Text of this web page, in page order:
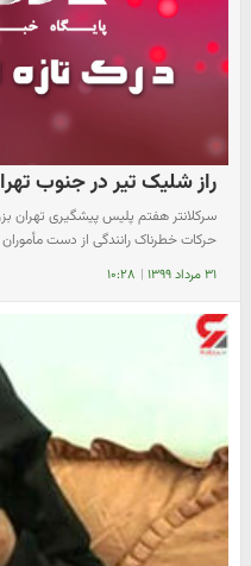
راز شلیک تیر در جنوب
سرکلانتر هفتم پلیس پیشگیری تهران
حرکات خطرناک رانندگی از دست مأموران
۳۱ مرداد ۱۳۹۹ | ۱۰:۲۸